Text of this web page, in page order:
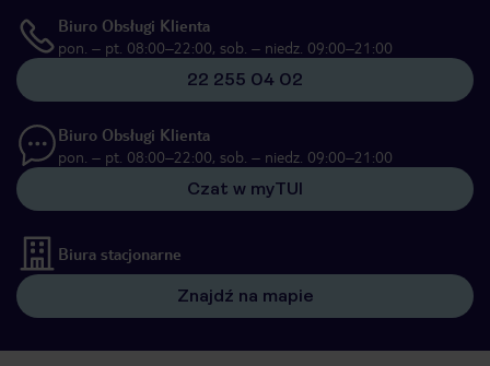
Biuro Obsługi Klienta
pon. – pt. 08:00–22:00, sob. – niedz. 09:00–21:00
22 255 04 02
Biuro Obsługi Klienta
pon. – pt. 08:00–22:00, sob. – niedz. 09:00–21:00
Czat w myTUI
Biura stacjonarne
Znajdź na mapie